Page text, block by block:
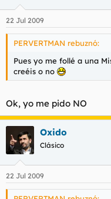
22 Jul 2009
PERVERTMAN rebuznó:
Pues yo me follé a una
creéis o no
Ok, yo me pido NO
Oxido
Clásico
22 Jul 2009